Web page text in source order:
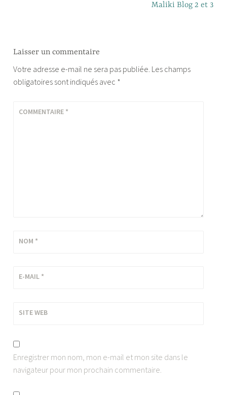
Maliki Blog 2 et 3
Laisser un commentaire
Votre adresse e-mail ne sera pas publiée. Les champs
obligatoires sont indiqués avec *
COMMENTAIRE *
NOM *
E-MAIL *
SITE WEB
Enregistrer mon nom, mon e-mail et mon site dans le
navigateur pour mon prochain commentaire.